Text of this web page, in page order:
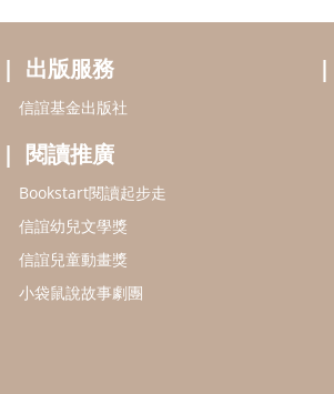
出版服務
信誼基金出版社
閱讀推廣
Bookstart閱讀起步走
信誼幼兒文學獎
信誼兒童動畫獎
小袋鼠說故事劇團